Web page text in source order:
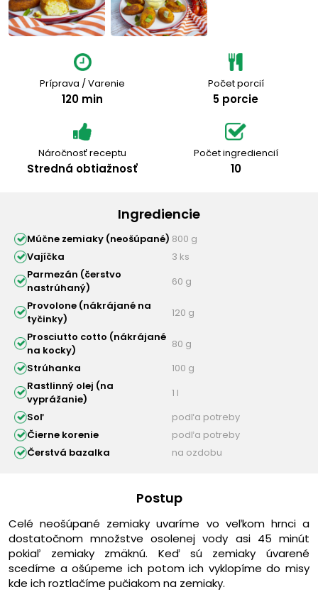
Príprava / Varenie
120 min
Počet porcií
5 porcie
Náročnosť receptu
Stredná obtiažnosť
Počet ingrediencií
10
Ingrediencie
Múčne zemiaky (neošúpané) 800 g
Vajíčka
3 ks
Parmezán (čerstvo
nastrúhaný)
60 g
Provolone (nákrájané na
tyčinky)
120 g
Prosciutto cotto (nákrájané
na kocky)
80 g
Strúhanka
100 g
Rastlinný olej (na
vyprážanie)
1 l
Soľ
podľa potreby
Čierne korenie
podľa potreby
Čerstvá bazalka
na ozdobu
Postup
Celé neošúpané zemiaky uvaríme vo veľkom hrnci a
dostatočnom množstve osolenej vody asi 45 minút
pokiaľ zemiaky zmäknú. Keď sú zemiaky úvarené
scedíme a ošúpeme ich potom ich vyklopíme do misy
kde ich roztlačíme pučiakom na zemiaky.